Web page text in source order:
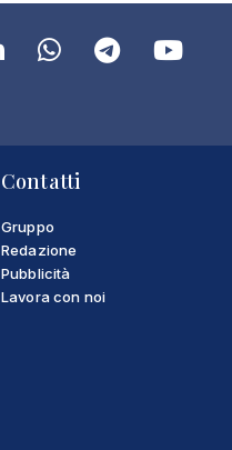
Contatti
Gruppo
Redazione
Pubblicità
Lavora con noi